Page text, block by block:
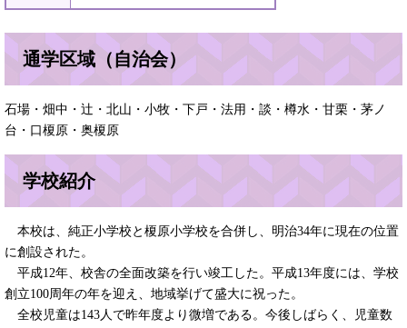
通学区域（自治会）
石場・畑中・辻・北山・小牧・下戸・法用・談・樽水・甘栗・茅ノ
台・口榎原・奥榎原
学校紹介
本校は、純正小学校と榎原小学校を合併し、明治34年に現在の位置
に創設された。
平成12年、校舎の全面改築を行い竣工した。平成13年度には、学校
創立100周年の年を迎え、地域挙げて盛大に祝った。
全校児童は143人で昨年度より微増である。今後しばらく、児童数